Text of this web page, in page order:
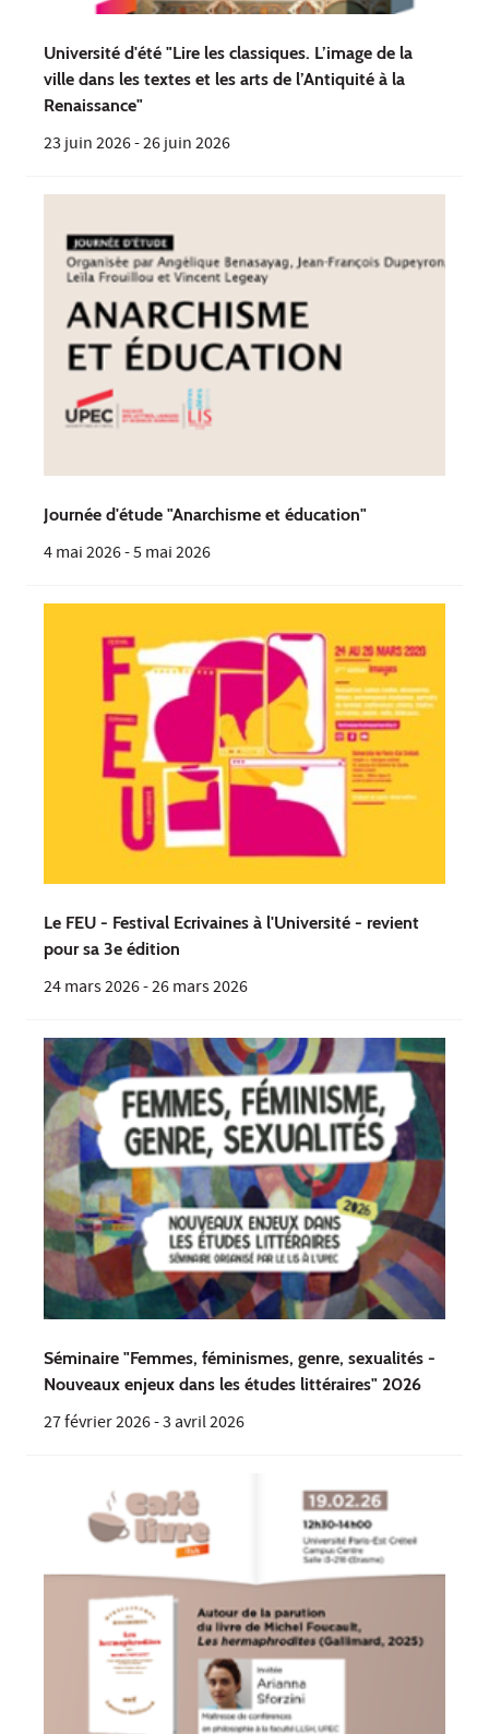
Université d'été "Lire les classiques. L’image de la
ville dans les textes et les arts de l’Antiquité à la
Renaissance"
23 juin 2026-26 juin 2026
Journée d'étude "Anarchisme et éducation"
4 mai 2026-5 mai 2026
Le FEU - Festival Ecrivaines à l'Université - revient
pour sa 3e édition
24 mars 2026-26 mars 2026
Séminaire "Femmes, féminismes, genre, sexualités -
Nouveaux enjeux dans les études littéraires" 2026
27 février 2026-3 avril 2026